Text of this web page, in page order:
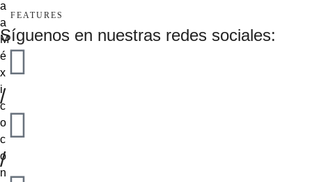
FEATURES
Síguenos en nuestras redes sociales:
/
/